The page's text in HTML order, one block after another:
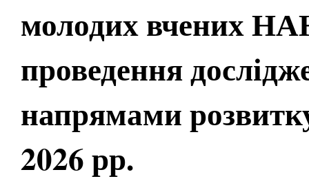
молодих вчених
проведення
напрямами
2026 рр.